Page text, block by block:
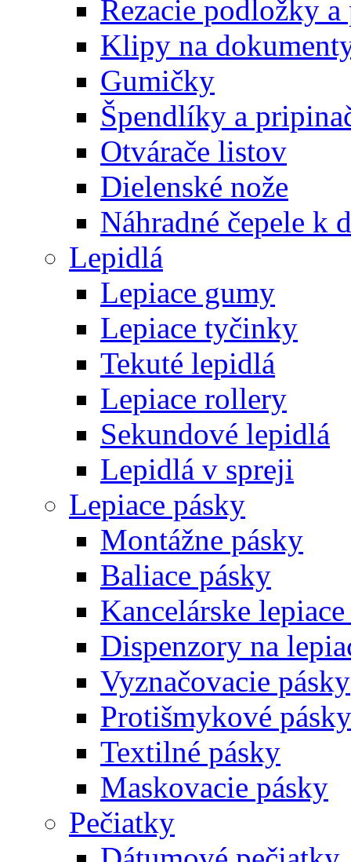
Rezacie podložky
Klipy na
Gumičky
Špendlíky a
Otvárače listov
Dielenské nože
Náhradné čepele k
Lepidlá
Lepiace gumy
Lepiace tyčinky
Tekuté lepidlá
Lepiace rollery
Sekundové lepidlá
Lepidlá v spreji
Lepiace pásky
Montážne pásky
Baliace pásky
Kancelárske
Dispenzory na
Vyznačovacie pásky
Protišmykové pásky
Textilné pásky
Maskovacie pásky
Pečiatky